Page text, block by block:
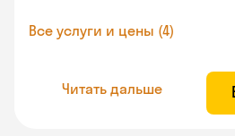
Все услуги и цены (4)
Читать дальше